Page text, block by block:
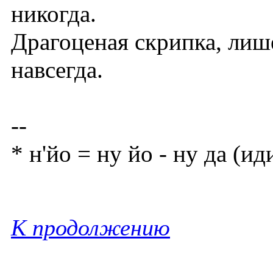
никогда.
Драгоценая скрипка,
навсегда.
--
* н'йо = ну йо - ну да
К продолжению